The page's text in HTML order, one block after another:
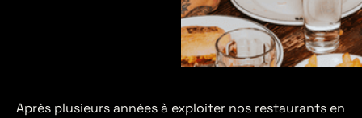
Après plusieurs années à exploiter nos restaurants en